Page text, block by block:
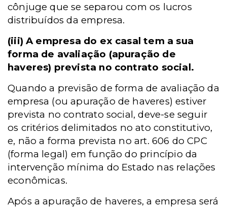
cônjuge que se separou com os lucros
distribuídos da empresa.
(iii) A empresa do ex casal tem a sua
forma de avaliação (apuração de
haveres) prevista no contrato social.
Quando a previsão de forma de avaliação da
empresa (ou apuração de haveres) estiver
prevista no contrato social, deve-se seguir
os critérios delimitados no ato constitutivo,
e, não a forma prevista no art. 606 do CPC
(forma legal) em função do princípio da
intervenção mínima do Estado nas relações
econômicas.
Após a apuração de haveres, a empresa será